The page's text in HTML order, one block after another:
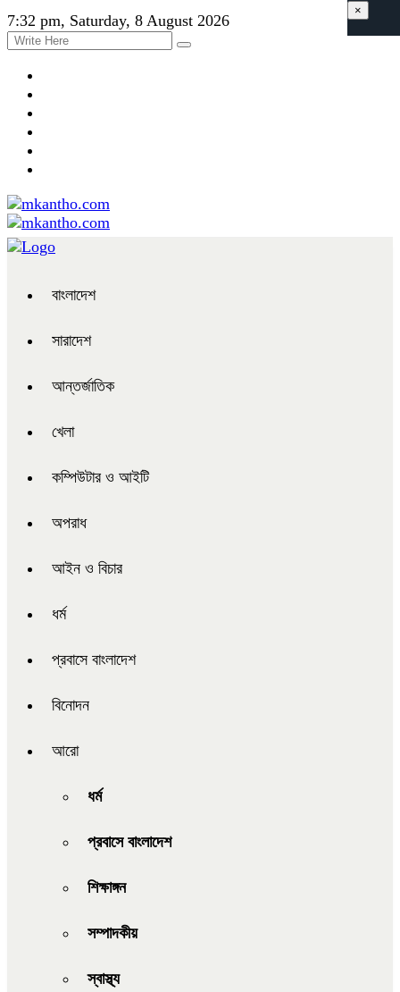
7:32 pm, Saturday, 8 August 2026
বাংলাদেশ
সারাদেশ
আন্তর্জাতিক
খেলা
কম্পিউটার ও আইটি
অপরাধ
আইন ও বিচার
ধর্ম
প্রবাসে বাংলাদেশ
বিনোদন
আরো
ধর্ম
প্রবাসে বাংলাদেশ
শিক্ষাঙ্গন
সম্পাদকীয়
স্বাস্থ্য
×